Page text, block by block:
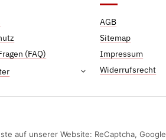
auf unserer Website: ReCaptcha, Google
(FAQ)
AGB
Sitemap
Impressum
Widerrufsrecht